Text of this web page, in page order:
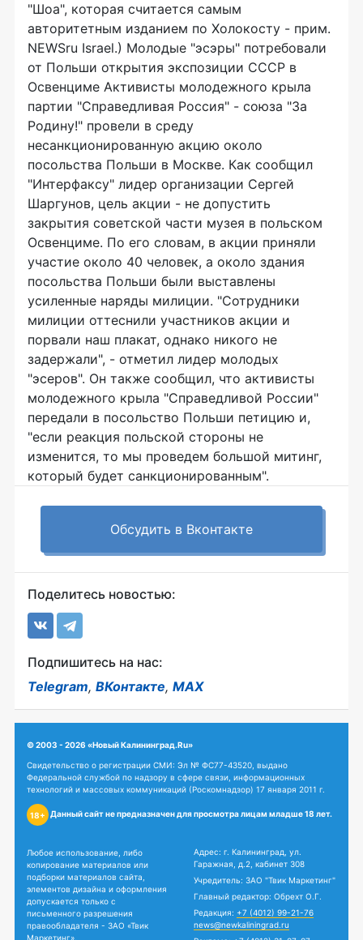
"Шоа", которая считается самым
авторитетным изданием по Холокосту - прим.
NEWSru Israel.) Молодые "эсэры" потребовали
от Польши открытия экспозиции СССР в
Освенциме Активисты молодежного крыла
партии "Справедливая Россия" - союза "За
Родину!" провели в среду
несанкционированную акцию около
посольства Польши в Москве. Как сообщил
"Интерфаксу" лидер организации Сергей
Шаргунов, цель акции - не допустить
закрытия советской части музея в польском
Освенциме. По его словам, в акции приняли
участие около 40 человек, а около здания
посольства Польши были выставлены
усиленные наряды милиции. "Сотрудники
милиции оттеснили участников акции и
порвали наш плакат, однако никого не
задержали", - отметил лидер молодых
"эсеров". Он также сообщил, что активисты
молодежного крыла "Справедливой России"
передали в посольство Польши петицию и,
"если реакция польской стороны не
изменится, то мы проведем большой митинг,
который будет санкционированным".
Обсудить в Вконтакте
Поделитесь новостью:
Подпишитесь на нас:
Telegram, ВКонтакте, MAX
© 2003 - 2026 «Новый Калининград.Ru»
Свидетельство о регистрации СМИ: Эл № ФС77-43520, выдано
Федеральной службой по надзору в сфере связи, информационных
технологий и массовых коммуникаций (Роскомнадзор) 17 января 2011 г.
18+ Данный сайт не предназначен для просмотра лицам младше 18 лет.
Любое использование, либо
копирование материалов или
подборки материалов сайта,
элементов дизайна и оформления
допускается только с
письменного разрешения
правообладателя - ЗАО «Твик
Маркетинг».
Адрес: г. Калининград, ул.
Гаражная, д.2, кабинет 308
Учредитель: ЗАО "Твик Маркетинг"
Главный редактор: Обрехт О.Г.
Редакция: +7 (4012) 99-21-76
news@newkaliningrad.ru